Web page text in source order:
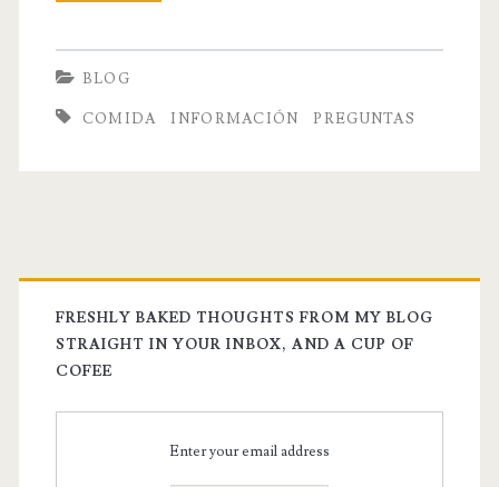
BLOG
COMIDA INFORMACIÓN PREGUNTAS
FRESHLY BAKED THOUGHTS FROM MY BLOG
STRAIGHT IN YOUR INBOX, AND A CUP OF
COFEE
Enter your email address